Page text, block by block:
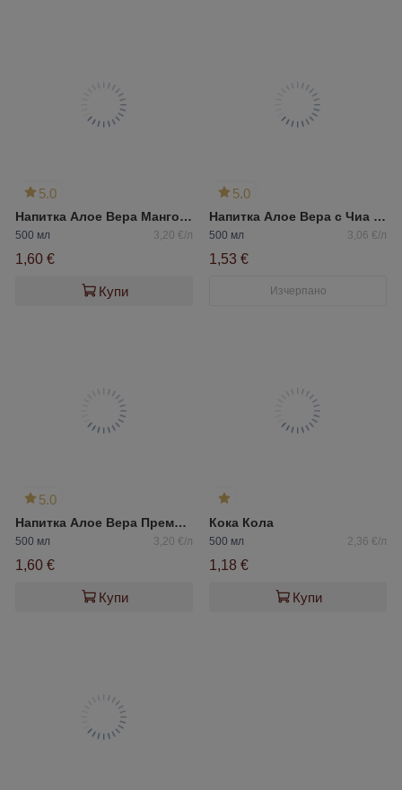
5.0
Напитка Алое Вера Манго Aleo
500 мл 3,20 €/л
1,60 €
Купи
5.0
Напитка Алое Вера с Чиа Aleo
500 мл 3,06 €/л
1,53 €
Изчерпано
5.0
Напитка Алое Вера Премиум Aleo
500 мл 3,20 €/л
1,60 €
Купи
Кока Кола
500 мл 2,36 €/л
1,18 €
Купи